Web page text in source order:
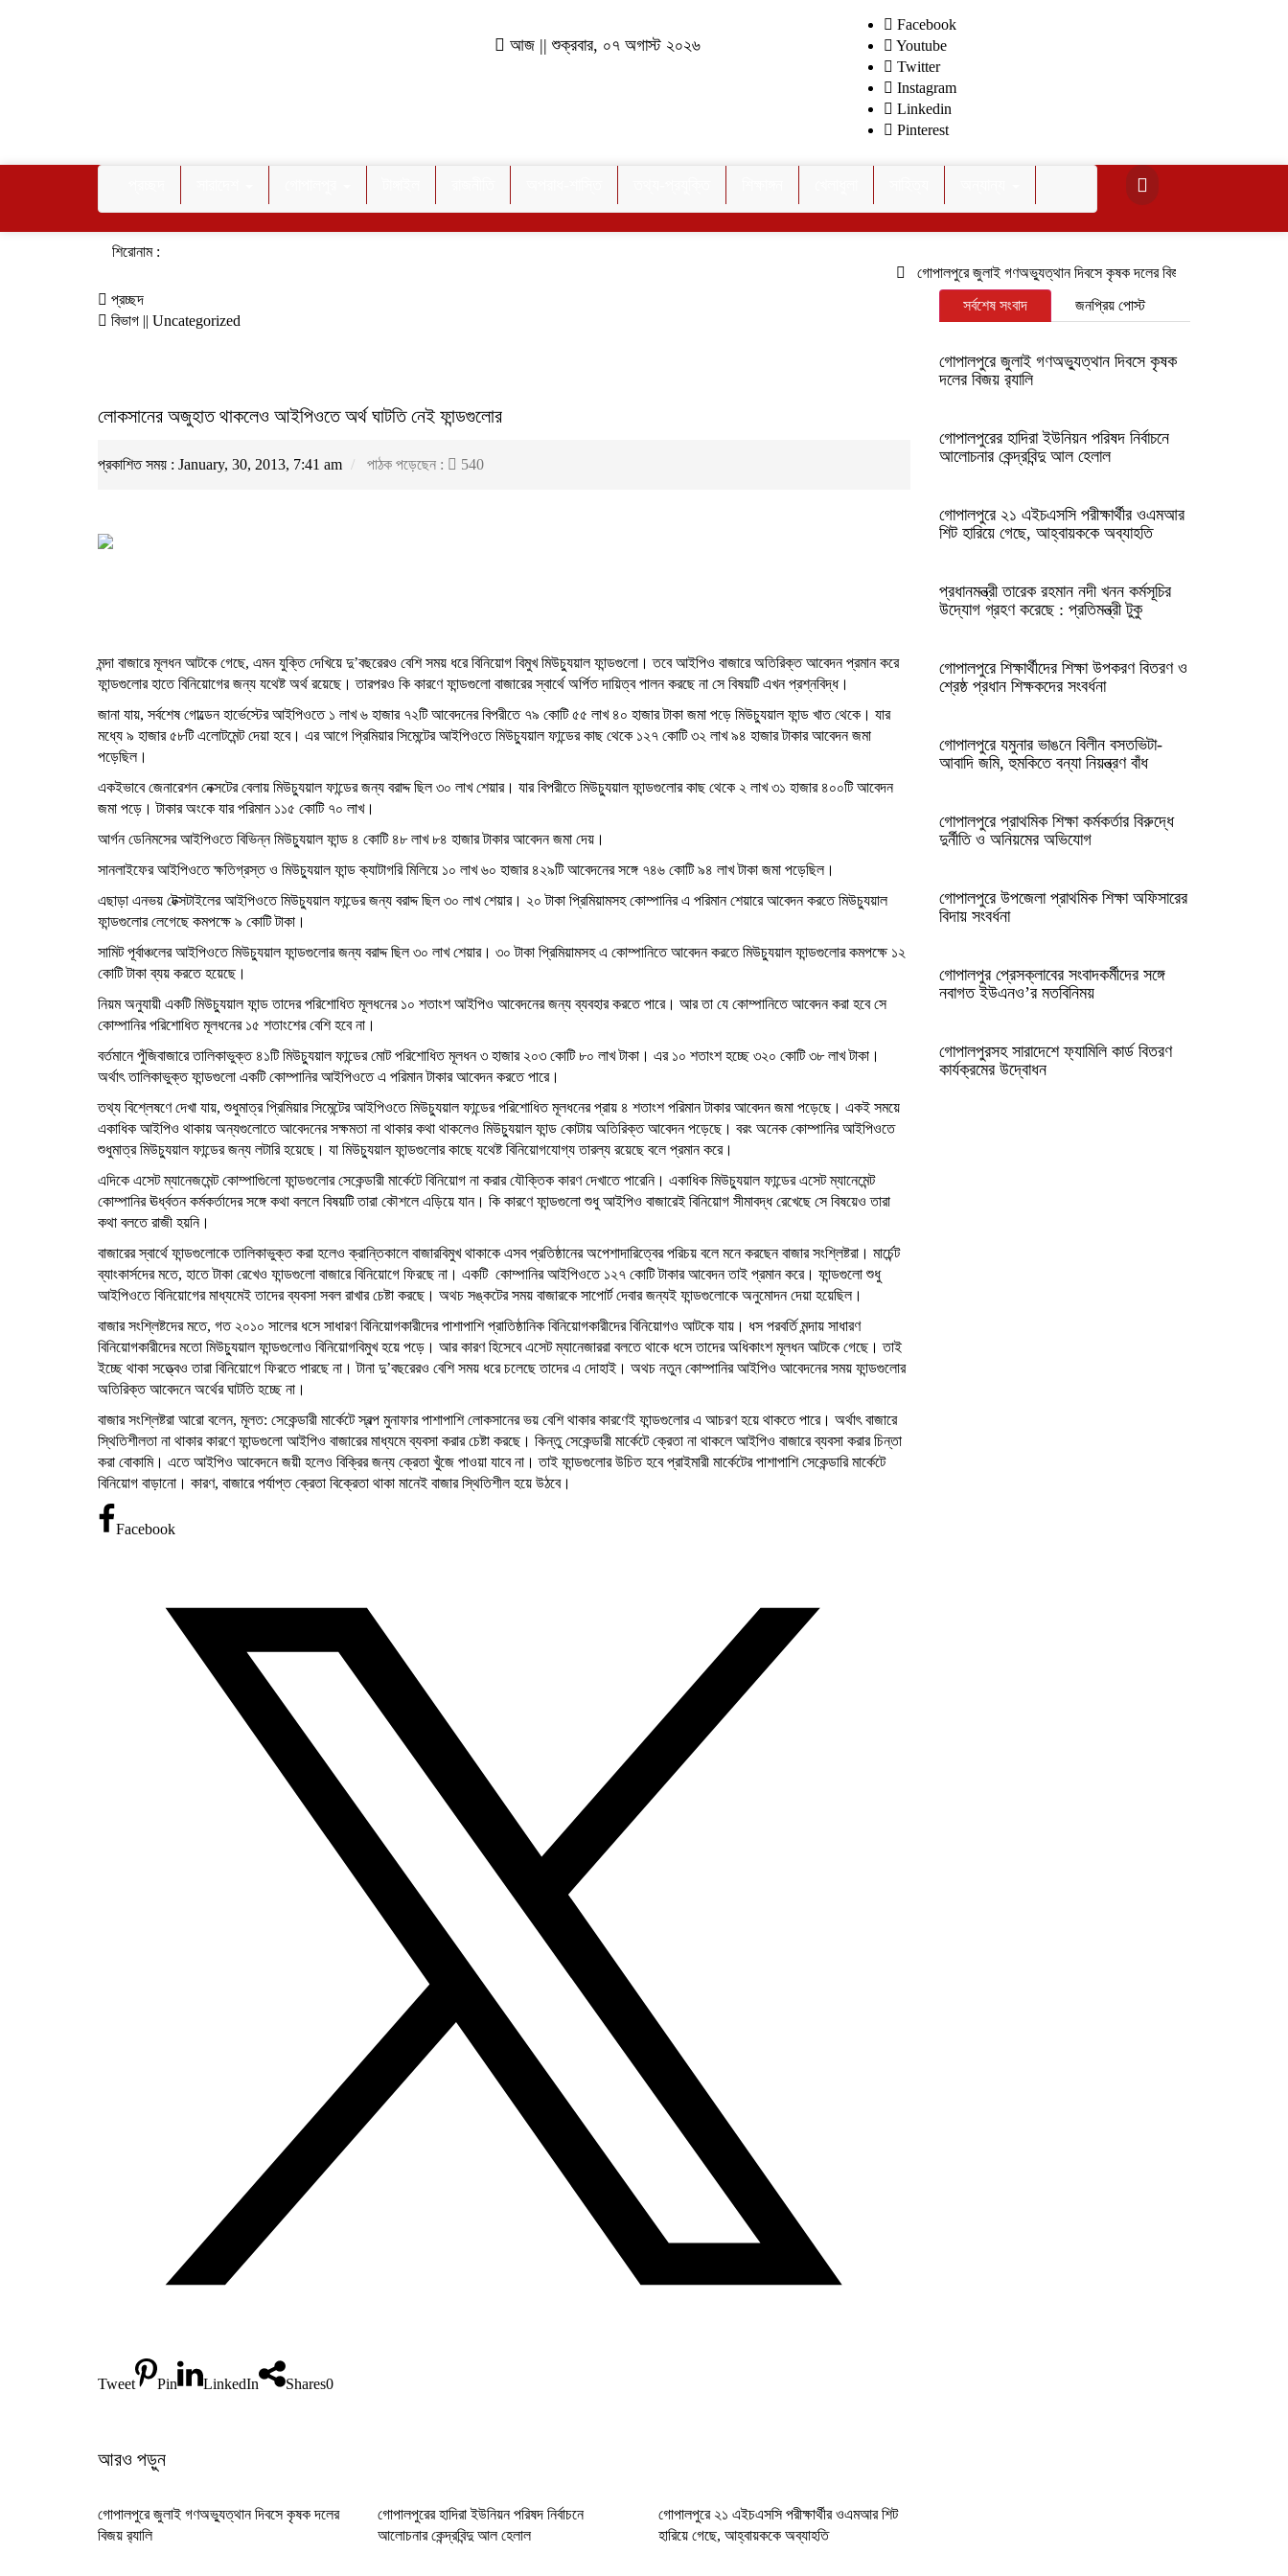
আজ || শুক্রবার, ০৭ অগাস্ট ২০২৬
Facebook
Youtube
Twitter
Instagram
Linkedin
Pinterest
শিরোনাম :
গোপালপুরে জুলাই গণঅভ্যুত্থান দিবসে কৃষক দলের বিজয় র‍্যালি
প্রচ্ছদ
বিভাগ || Uncategorized
লোকসানের অজুহাত থাকলেও আইপিওতে অর্থ ঘাটতি নেই ফান্ডগুলোর
প্রকাশিত সময় : January, 30, 2013, 7:41 am পাঠক পড়েছেন : 540
মন্দা বাজারে মূলধন আটকে গেছে, এমন যুক্তি দেখিয়ে দু’বছরেরও বেশি সময় ধরে বিনিয়োগ বিমুখ মিউচ্যুয়াল ফান্ডগুলো। তবে আইপিও বাজারে অতিরিক্ত আবেদন প্রমান করে
ফান্ডগুলোর হাতে বিনিয়োগের জন্য যথেষ্ট অর্থ রয়েছে। তারপরও কি কারণে ফান্ডগুলো বাজারের স্বার্থে অর্পিত দায়িত্ব পালন করছে না সে বিষয়টি এখন প্রশ্নবিদ্ধ।
জানা যায়, সর্বশেষ গোল্ডেন হার্ভেস্টের আইপিওতে ১ লাখ ৬ হাজার ৭২টি আবেদনের বিপরীতে ৭৯ কোটি ৫৫ লাখ ৪০ হাজার টাকা জমা পড়ে মিউচ্যুয়াল ফান্ড খাত থেকে। যার
মধ্যে ৯ হাজার ৫৮টি এলোটমেন্ট দেয়া হবে। এর আগে প্রিমিয়ার সিমেন্টের আইপিওতে মিউচ্যুয়াল ফান্ডের কাছ থেকে ১২৭ কোটি ৩২ লাখ ৯৪ হাজার টাকার আবেদন জমা
পড়েছিল।
একইভাবে জেনারেশন নেক্সটের বেলায় মিউচ্যুয়াল ফান্ডের জন্য বরাদ্দ ছিল ৩০ লাখ শেয়ার। যার বিপরীতে মিউচ্যুয়াল ফান্ডগুলোর কাছ থেকে ২ লাখ ৩১ হাজার ৪০০টি আবেদন
জমা পড়ে। টাকার অংকে যার পরিমান ১১৫ কোটি ৭০ লাখ।
আর্গন ডেনিমসের আইপিওতে বিভিন্ন মিউচ্যুয়াল ফান্ড ৪ কোটি ৪৮ লাখ ৮৪ হাজার টাকার আবেদন জমা দেয়।
সানলাইফের আইপিওতে ক্ষতিগ্রস্ত ও মিউচ্যুয়াল ফান্ড ক্যাটাগরি মিলিয়ে ১০ লাখ ৬০ হাজার ৪২৯টি আবেদনের সঙ্গে ৭৪৬ কোটি ৯৪ লাখ টাকা জমা পড়েছিল।
এছাড়া এনভয় টেক্সটাইলের আইপিওতে মিউচ্যুয়াল ফান্ডের জন্য বরাদ্দ ছিল ৩০ লাখ শেয়ার। ২০ টাকা প্রিমিয়ামসহ কোম্পানির এ পরিমান শেয়ারে আবেদন করতে মিউচ্যুয়াল
ফান্ডগুলোর লেগেছে কমপক্ষে ৯ কোটি টাকা।
সামিট পূর্বাঞ্চলের আইপিওতে মিউচ্যুয়াল ফান্ডগুলোর জন্য বরাদ্দ ছিল ৩০ লাখ শেয়ার। ৩০ টাকা প্রিমিয়ামসহ এ কোম্পানিতে আবেদন করতে মিউচ্যুয়াল ফান্ডগুলোর কমপক্ষে ১২
কোটি টাকা ব্যয় করতে হয়েছে।
নিয়ম অনুযায়ী একটি মিউচ্যুয়াল ফান্ড তাদের পরিশোধিত মূলধনের ১০ শতাংশ আইপিও আবেদনের জন্য ব্যবহার করতে পারে। আর তা যে কোম্পানিতে আবেদন করা হবে সে
কোম্পানির পরিশোধিত মূলধনের ১৫ শতাংশের বেশি হবে না।
বর্তমানে পুঁজিবাজারে তালিকাভুক্ত ৪১টি মিউচ্যুয়াল ফান্ডের মোট পরিশোধিত মূলধন ৩ হাজার ২০৩ কোটি ৮০ লাখ টাকা। এর ১০ শতাংশ হচ্ছে ৩২০ কোটি ৩৮ লাখ টাকা।
অর্থাৎ তালিকাভুক্ত ফান্ডগুলো একটি কোম্পানির আইপিওতে এ পরিমান টাকার আবেদন করতে পারে।
তথ্য বিশ্লেষণে দেখা যায়, শুধুমাত্র প্রিমিয়ার সিমেন্টের আইপিওতে মিউচ্যুয়াল ফান্ডের পরিশোধিত মূলধনের প্রায় ৪ শতাংশ পরিমান টাকার আবেদন জমা পড়েছে। একই সময়ে
একাধিক আইপিও থাকায় অন্যগুলোতে আবেদনের সক্ষমতা না থাকার কথা থাকলেও মিউচ্যুয়াল ফান্ড কোটায় অতিরিক্ত আবেদন পড়েছে। বরং অনেক কোম্পানির আইপিওতে
শুধুমাত্র মিউচ্যুয়াল ফান্ডের জন্য লটারি হয়েছে। যা মিউচ্যুয়াল ফান্ডগুলোর কাছে যথেষ্ট বিনিয়োগযোগ্য তারল্য রয়েছে বলে প্রমান করে।
এদিকে এসেট ম্যানেজমেন্ট কোম্পাগিুলো ফান্ডগুলোর সেকেন্ডারী মার্কেটে বিনিয়োগ না করার যৌক্তিক কারণ দেখাতে পারেনি। একাধিক মিউচ্যুয়াল ফান্ডের এসেট ম্যানেমেন্ট
কোম্পানির ঊর্ধ্বতন কর্মকর্তাদের সঙ্গে কথা বললে বিষয়টি তারা কৌশলে এড়িয়ে যান। কি কারণে ফান্ডগুলো শুধু আইপিও বাজারেই বিনিয়োগ সীমাবদ্ধ রেখেছে সে বিষয়েও তারা
কথা বলতে রাজী হয়নি।
বাজারের স্বার্থে ফান্ডগুলোকে তালিকাভুক্ত করা হলেও ক্রান্তিকালে বাজারবিমুখ থাকাকে এসব প্রতিষ্ঠানের অপেশাদারিত্বের পরিচয় বলে মনে করছেন বাজার সংশ্লিষ্টরা। মার্চেন্ট
ব্যাংকার্সদের মতে, হাতে টাকা রেখেও ফান্ডগুলো বাজারে বিনিয়োগে ফিরছে না। একটি কোম্পানির আইপিওতে ১২৭ কোটি টাকার আবেদন তাই প্রমান করে। ফান্ডগুলো শুধু
আইপিওতে বিনিয়োগের মাধ্যমেই তাদের ব্যবসা সবল রাখার চেষ্টা করছে। অথচ সঙ্কটের সময় বাজারকে সাপোর্ট দেবার জন্যই ফান্ডগুলোকে অনুমোদন দেয়া হয়েছিল।
বাজার সংশ্লিষ্টদের মতে, গত ২০১০ সালের ধসে সাধারণ বিনিয়োগকারীদের পাশাপাশি প্রাতিষ্ঠানিক বিনিয়োগকারীদের বিনিয়োগও আটকে যায়। ধস পরবর্তি মন্দায় সাধারণ
বিনিয়োগকারীদের মতো মিউচ্যুয়াল ফান্ডগুলোও বিনিয়োগবিমুখ হয়ে পড়ে। আর কারণ হিসেবে এসেট ম্যানেজাররা বলতে থাকে ধসে তাদের অধিকাংশ মূলধন আটকে গেছে। তাই
ইচ্ছে থাকা সত্ত্বেও তারা বিনিয়োগে ফিরতে পারছে না। টানা দু’বছরেরও বেশি সময় ধরে চলেছে তাদের এ দোহাই। অথচ নতুন কোম্পানির আইপিও আবেদনের সময় ফান্ডগুলোর
অতিরিক্ত আবেদনে অর্থের ঘাটতি হচ্ছে না।
বাজার সংশ্লিষ্টরা আরো বলেন, মূলত: সেকেন্ডারী মার্কেটে স্বল্প মুনাফার পাশাপাশি লোকসানের ভয় বেশি থাকার কারণেই ফান্ডগুলোর এ আচরণ হয়ে থাকতে পারে। অর্থাৎ বাজারে
স্থিতিশীলতা না থাকার কারণে ফান্ডগুলো আইপিও বাজারের মাধ্যমে ব্যবসা করার চেষ্টা করছে। কিন্তু সেকেন্ডারী মার্কেটে ক্রেতা না থাকলে আইপিও বাজারে ব্যবসা করার চিন্তা
করা বোকামি। এতে আইপিও আবেদনে জয়ী হলেও বিক্রির জন্য ক্রেতা খুঁজে পাওয়া যাবে না। তাই ফান্ডগুলোর উচিত হবে প্রাইমারী মার্কেটের পাশাপাশি সেকেন্ডারি মার্কেটে
বিনিয়োগ বাড়ানো। কারণ, বাজারে পর্যাপ্ত ক্রেতা বিক্রেতা থাকা মানেই বাজার স্থিতিশীল হয়ে উঠবে।
Facebook
Tweet Pin LinkedIn Shares0
আরও পড়ুন
গোপালপুরে জুলাই গণঅভ্যুত্থান দিবসে কৃষক দলের
বিজয় র‍্যালি
গোপালপুরের হাদিরা ইউনিয়ন পরিষদ নির্বাচনে
আলোচনার কেন্দ্রবিন্দু আল হেলাল
গোপালপুরে ২১ এইচএসসি পরীক্ষার্থীর ওএমআর শিট
হারিয়ে গেছে, আহ্বায়ককে অব্যাহতি
সর্বশেষ সংবাদ জনপ্রিয় পোস্ট
গোপালপুরে জুলাই গণঅভ্যুত্থান দিবসে কৃষক
দলের বিজয় র‍্যালি
গোপালপুরের হাদিরা ইউনিয়ন পরিষদ নির্বাচনে
আলোচনার কেন্দ্রবিন্দু আল হেলাল
গোপালপুরে ২১ এইচএসসি পরীক্ষার্থীর ওএমআর
শিট হারিয়ে গেছে, আহ্বায়ককে অব্যাহতি
প্রধানমন্ত্রী তারেক রহমান নদী খনন কর্মসূচির
উদ্যোগ গ্রহণ করেছে : প্রতিমন্ত্রী টুকু
গোপালপুরে শিক্ষার্থীদের শিক্ষা উপকরণ বিতরণ ও
শ্রেষ্ঠ প্রধান শিক্ষকদের সংবর্ধনা
গোপালপুরে যমুনার ভাঙনে বিলীন বসতভিটা-
আবাদি জমি, হুমকিতে বন্যা নিয়ন্ত্রণ বাঁধ
গোপালপুরে প্রাথমিক শিক্ষা কর্মকর্তার বিরুদ্ধে
দুর্নীতি ও অনিয়মের অভিযোগ
গোপালপুরে উপজেলা প্রাথমিক শিক্ষা অফিসারের
বিদায় সংবর্ধনা
গোপালপুর প্রেসক্লাবের সংবাদকর্মীদের সঙ্গে
নবাগত ইউএনও’র মতবিনিময়
গোপালপুরসহ সারাদেশে ফ্যামিলি কার্ড বিতরণ
কার্যক্রমের উদ্বোধন